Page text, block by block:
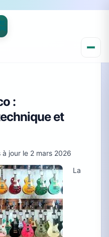
:
et
à jour le 2 mars 2026
La